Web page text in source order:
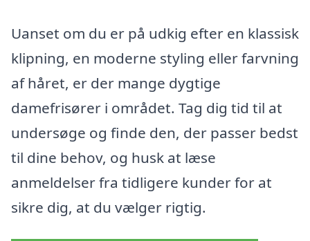
Uanset om du er på udkig efter en klassisk
klipning, en moderne styling eller farvning
af håret, er der mange dygtige
damefrisører i området. Tag dig tid til at
undersøge og finde den, der passer bedst
til dine behov, og husk at læse
anmeldelser fra tidligere kunder for at
sikre dig, at du vælger rigtig.